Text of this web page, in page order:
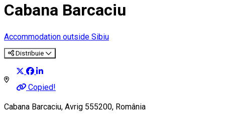
Cabana Barcaciu
Accommodation outside Sibiu
Distribuie
Copied!
Cabana Barcaciu, Avrig 555200, România